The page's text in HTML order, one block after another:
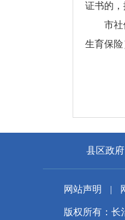
证书的，
市
生育保
县区政府
网站声明 |
版权所有：长